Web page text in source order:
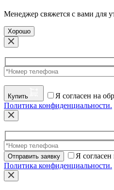
Менеджер свяжется с вами для
Хорошо
Купить
Я согласен на
Политика конфиденциальности.
Отправить заявку
Я
Политика конфиденциальности.